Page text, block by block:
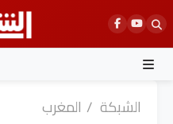
Skip
to
content
الشبكة / المغرب